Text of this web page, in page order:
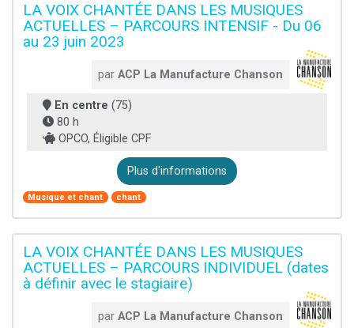
LA VOIX CHANTÉE DANS LES MUSIQUES
ACTUELLES – PARCOURS INTENSIF - Du 06
au 23 juin 2023
parACP La Manufacture Chanson
En centre (75)
80 h
OPCO, Éligible CPF
Plus d'informations
Musique et chant chant
LA VOIX CHANTÉE DANS LES MUSIQUES
ACTUELLES – PARCOURS INDIVIDUEL (dates
à définir avec le stagiaire)
parACP La Manufacture Chanson